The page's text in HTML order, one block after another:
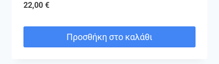
22,00 €
Προσθήκη στο καλάθι